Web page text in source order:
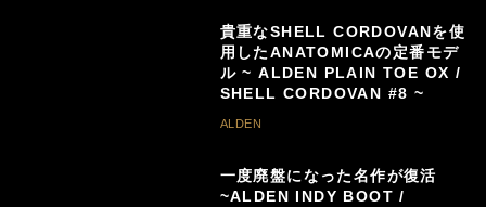
貴重なSHELL CORDOVANを使
用したANATOMICAの定番モデ
ル ~ ALDEN PLAIN TOE OX /
SHELL CORDOVAN #8 ~
ALDEN
一度廃盤になった名作が復活
~ALDEN INDY BOOT /